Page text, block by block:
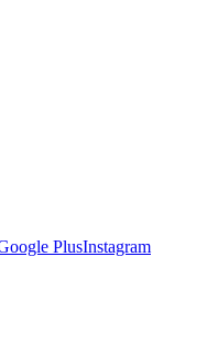
PlusInstagram